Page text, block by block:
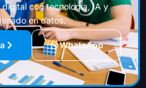
con tecnología, IA y
en datos.
WhatsApp